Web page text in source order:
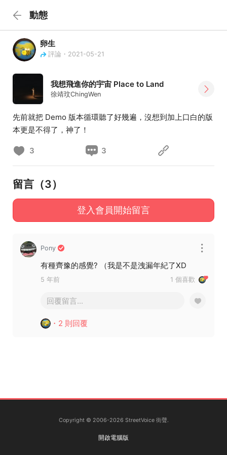
動態
卵生
評論・2021-05-21
我想飛進你的宇宙 Place to Land
徐靖玟ChingWen
先前就把 Demo 版本循環聽了好幾遍，沒想到加上口白的版
本更是不得了，神了！
3 3
留言（3）
登入會員開始留言
Pony
有種齊豫的感覺? （我是不是洩漏年紀了XD
5 年前 1 個喜歡
回覆留言...
・2 則回覆
Copyright © 2006-2026 StreetVoice 街聲.
開啟電腦版